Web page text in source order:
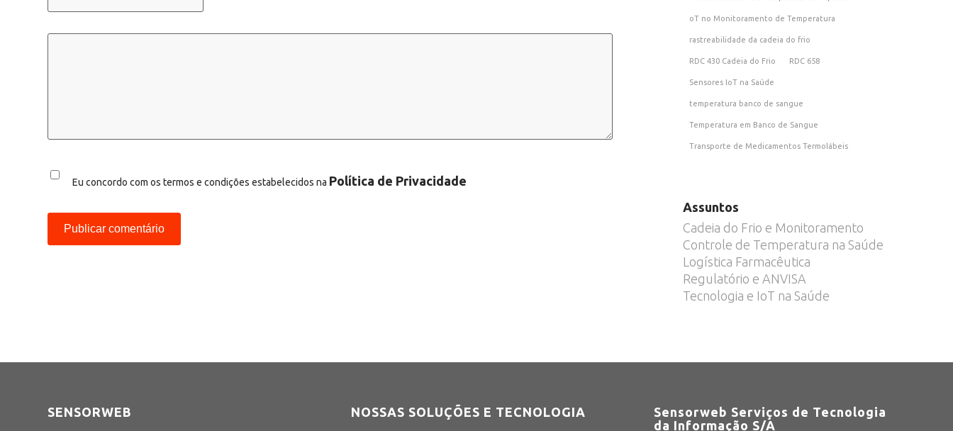
Eu concordo com os termos e condições estabelecidos na Política de Privacidade
oT no Monitoramento de Temperatura
rastreabilidade da cadeia do frio
RDC 430 Cadeia do Frio RDC 658
Sensores IoT na Saúde
temperatura banco de sangue
Temperatura em Banco de Sangue
Transporte de Medicamentos Termolábeis
Assuntos
Cadeia do Frio e Monitoramento
Controle de Temperatura na Saúde
Logística Farmacêutica
Regulatório e ANVISA
Tecnologia e IoT na Saúde
SENSORWEB NOSSAS SOLUÇÕES E TECNOLOGIA
Sensorweb Serviços de Tecnologia
da Informação S/A